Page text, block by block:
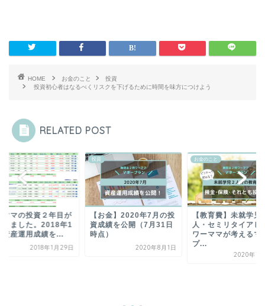
HOME お金のこと
投資
投資初心者はなるべくリスクを下げるために時間を味方につけよう
RELATED POST
ママの投資２年目が
りました。2018年1
資産運用成績を...
2018年1月29日
投資
【お金】2020年7月の投
資成績を公開（7月31日
時点）
2020年8月1日
お金のこと
【教育費】未就学児
人・セミリタイアし
ワーママが考えるマ
プ...
2020年7